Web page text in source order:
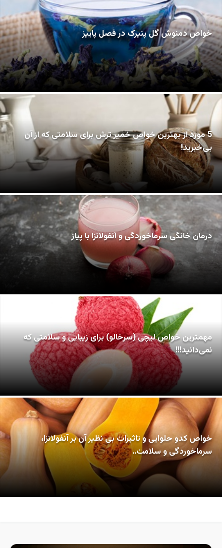
خواص دمنوش گل پنیرک در فصل پاییز
5 مورد از بهترین خواص خمیر ترش برای سلامتی که از آن
بی‌خبرید!
درمان خانگی سرماخوردگی و آنفولانزا با پیاز
مهمترین خواص لیچی (سرخالو) برای زیبایی و سلامتی که
نمی‌دانید!!!
خواص کدو حلوایی و تاثیرات بی نظیر آن بر آنفولانزا،
سرماخوردگی و سلامت..